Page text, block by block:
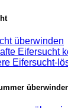
überwinden
Eifersucht
Eifersucht-